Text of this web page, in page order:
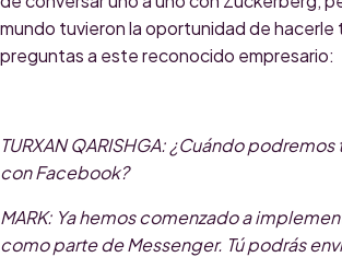
mundo tuvieron la oportunidad de
preguntas a este reconocido empresario:
TURXAN QARISHGA: ¿Cuándo podremos
con Facebook?
MARK: Ya hemos comenzado a
como parte de Messenger. Tú podrás